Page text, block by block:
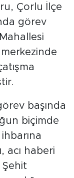
Çorlu İlçe
görev
başında
biçimde
acı haberi
Şehit